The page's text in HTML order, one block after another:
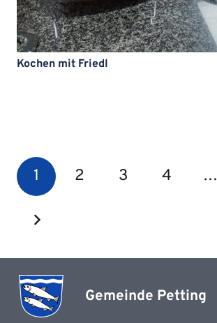
Kochen mit Friedl
1 2 3 4 …
Gemeinde Petting